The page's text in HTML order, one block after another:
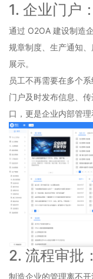
1. 企业门户
通过 O2OA 建设制造
规章制度、生产通知
展示。
员工不再需要在多个
门户及时发布信息、
口，更是企业内部管理
2. 流程审批
制造企业的管理离不